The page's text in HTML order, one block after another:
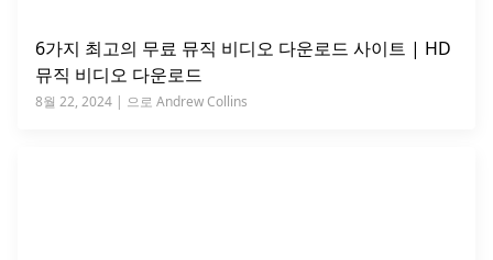
6가지 최고의 무료 뮤직 비디오 다운로드 사이트 | HD
뮤직 비디오 다운로드
8월 22, 2024 | 으로 Andrew Collins